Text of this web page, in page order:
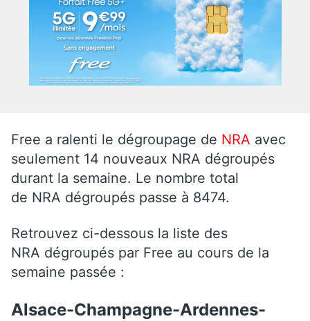
Free a ralenti le dégroupage de NRA avec
seulement 14 nouveaux NRA dégroupés
durant la semaine. Le nombre total
de NRA dégroupés passe à 8474.
Retrouvez ci-dessous la liste des
NRA dégroupés par Free au cours de la
semaine passée :
Alsace-Champagne-Ardennes-